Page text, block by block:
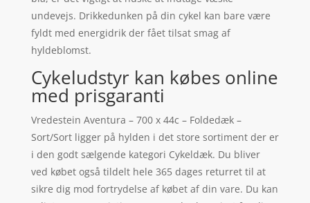
undevejs. Drikkedunken på din cykel kan bare være
fyldt med energidrik der fået tilsat smag af
hyldeblomst.
Cykeludstyr kan købes online
med prisgaranti
Vredestein Aventura – 700 x 44c – Foldedæk –
Sort/Sort ligger på hylden i det store sortiment der er
i den godt sælgende kategori Cykeldæk. Du bliver
ved købet også tildelt hele 365 dages returret til at
sikre dig mod fortrydelse af købet af din vare. Du kan